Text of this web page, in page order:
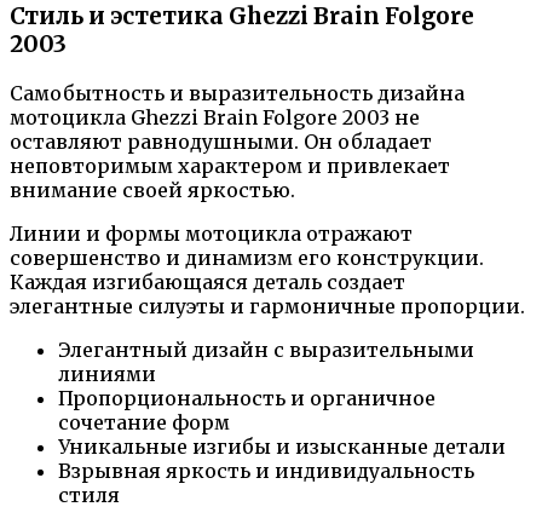
Стиль и эстетика Ghezzi Brain Folgore
2003
Самобытность и выразительность дизайна
мотоцикла Ghezzi Brain Folgore 2003 не
оставляют равнодушными. Он обладает
неповторимым характером и привлекает
внимание своей яркостью.
Линии и формы мотоцикла отражают
совершенство и динамизм его конструкции.
Каждая изгибающаяся деталь создает
элегантные силуэты и гармоничные пропорции.
Элегантный дизайн с выразительными
линиями
Пропорциональность и органичное
сочетание форм
Уникальные изгибы и изысканные детали
Взрывная яркость и индивидуальность
стиля